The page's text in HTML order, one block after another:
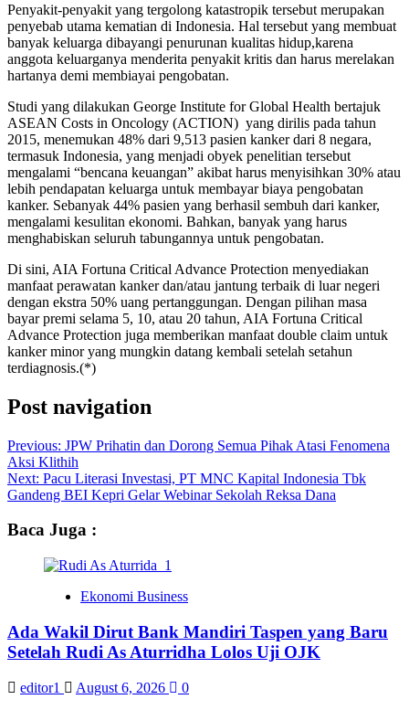
Penyakit-penyakit yang tergolong katastropik tersebut merupakan
penyebab utama kematian di Indonesia. Hal tersebut yang membuat
banyak keluarga dibayangi penurunan kualitas hidup,karena
anggota keluarganya menderita penyakit kritis dan harus merelakan
hartanya demi membiayai pengobatan.
Studi yang dilakukan George Institute for Global Health bertajuk
ASEAN Costs in Oncology (ACTION) yang dirilis pada tahun
2015, menemukan 48% dari 9,513 pasien kanker dari 8 negara,
termasuk Indonesia, yang menjadi obyek penelitian tersebut
mengalami “bencana keuangan” akibat harus menyisihkan 30% atau
lebih pendapatan keluarga untuk membayar biaya pengobatan
kanker. Sebanyak 44% pasien yang berhasil sembuh dari kanker,
mengalami kesulitan ekonomi. Bahkan, banyak yang harus
menghabiskan seluruh tabungannya untuk pengobatan.
Di sini, AIA Fortuna Critical Advance Protection menyediakan
manfaat perawatan kanker dan/atau jantung terbaik di luar negeri
dengan ekstra 50% uang pertanggungan. Dengan pilihan masa
bayar premi selama 5, 10, atau 20 tahun, AIA Fortuna Critical
Advance Protection juga memberikan manfaat double claim untuk
kanker minor yang mungkin datang kembali setelah setahun
terdiagnosis.(*)
Post navigation
Previous: JPW Prihatin dan Dorong Semua Pihak Atasi Fenomena
Aksi Klithih
Next: Pacu Literasi Investasi, PT MNC Kapital Indonesia Tbk
Gandeng BEI Kepri Gelar Webinar Sekolah Reksa Dana
Baca Juga :
Ekonomi Business
Ada Wakil Dirut Bank Mandiri Taspen yang Baru
Setelah Rudi As Aturridha Lolos Uji OJK
editor1 August 6, 2026 0